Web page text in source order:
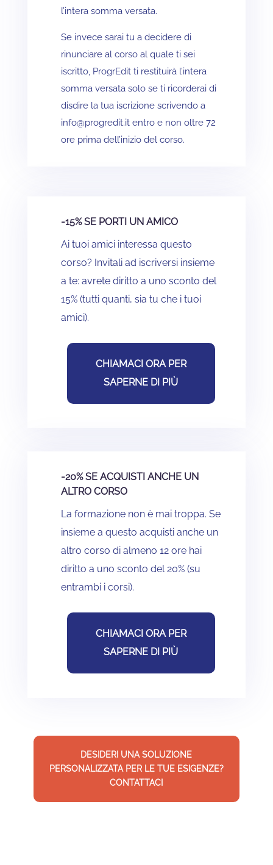
l’intera somma versata.
Se invece sarai tu a decidere di
rinunciare al corso al quale ti sei
iscritto, ProgrEdit ti restituirà l’intera
somma versata solo se ti ricorderai di
disdire la tua iscrizione scrivendo a
info@progredit.it entro e non oltre 72
ore prima dell’inizio del corso.
-15% SE PORTI UN AMICO
Ai tuoi amici interessa questo
corso? Invitali ad iscriversi insieme
a te: avrete diritto a uno sconto del
15% (tutti quanti, sia tu che i tuoi
amici).
CHIAMACI ORA PER
SAPERNE DI PIÙ
-20% SE ACQUISTI ANCHE UN
ALTRO CORSO
La formazione non è mai troppa. Se
insieme a questo acquisti anche un
altro corso di almeno 12 ore hai
diritto a uno sconto del 20% (su
entrambi i corsi).
CHIAMACI ORA PER
SAPERNE DI PIÙ
DESIDERI UNA SOLUZIONE
PERSONALIZZATA PER LE TUE ESIGENZE?
CONTATTACI